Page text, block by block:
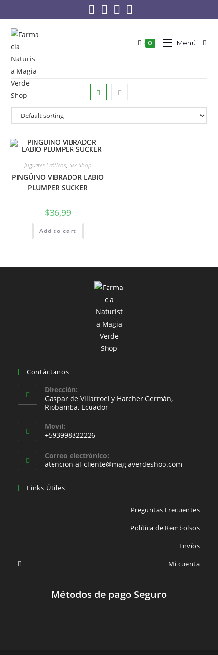
0 Menú
Juguetes Eróticos, Sex Shop
PINGÜINO VIBRADOR LABIO
PLUMPER SUCKER
$36,99
Add to cart
Contáctanos
Dirección:
Gaspar de Villarroel y Harcher Germán,
Riobamba, Ecuador
Móvil:
+593998822226
Correo electrónico:
atencion-al-cliente@magiaverdeshop.com
Links Útiles
Preguntas Frecuentes
Política de Rembolsos
Envíos
Mi cuenta
Métodos de pago Seguro